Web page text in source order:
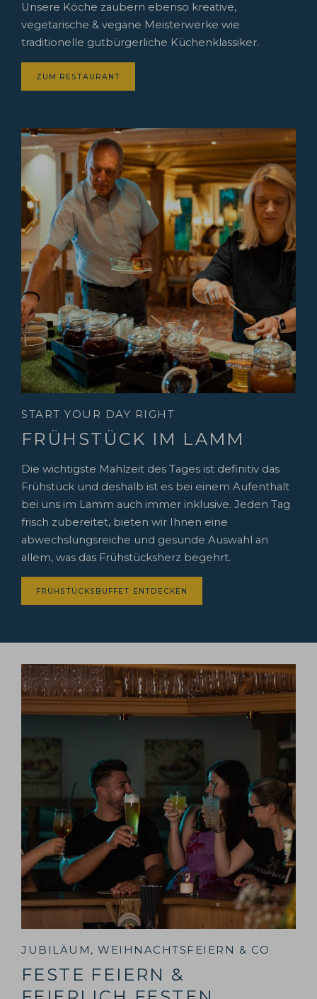
Unsere Köche zaubern ebenso kreative,
vegetarische & vegane Meisterwerke wie
traditionelle gutbürgerliche Küchenklassiker.
ZUM RESTAURANT
START YOUR DAY RIGHT
FRÜHSTÜCK IM LAMM
Die wichtigste Mahlzeit des Tages ist definitiv das
Frühstück und deshalb ist es bei einem Aufenthalt
bei uns im Lamm auch immer inklusive. Jeden Tag
frisch zubereitet, bieten wir Ihnen eine
abwechslungsreiche und gesunde Auswahl an
allem, was das Frühstücksherz begehrt.
FRÜHSTÜCKSBUFFET ENTDECKEN
JUBILÄUM, WEIHNACHTSFEIERN & CO
FESTE FEIERN &